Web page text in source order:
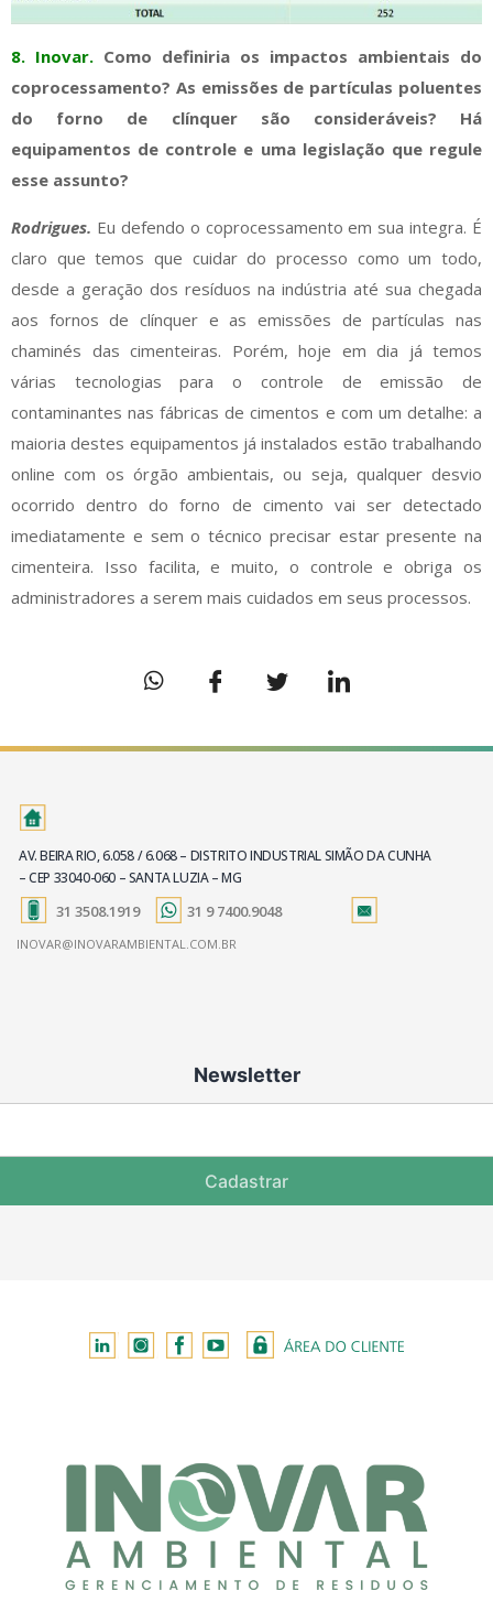
8. Inovar. Como definiria os impactos ambientais do
coprocessamento? As emissões de partículas poluentes
do forno de clínquer são consideráveis? Há
equipamentos de controle e uma legislação que regule
esse assunto?
Rodrigues. Eu defendo o coprocessamento em sua integra. É
claro que temos que cuidar do processo como um todo,
desde a geração dos resíduos na indústria até sua chegada
aos fornos de clínquer e as emissões de partículas nas
chaminés das cimenteiras. Porém, hoje em dia já temos
várias tecnologias para o controle de emissão de
contaminantes nas fábricas de cimentos e com um detalhe: a
maioria destes equipamentos já instalados estão trabalhando
online com os órgão ambientais, ou seja, qualquer desvio
ocorrido dentro do forno de cimento vai ser detectado
imediatamente e sem o técnico precisar estar presente na
cimenteira. Isso facilita, e muito, o controle e obriga os
administradores a serem mais cuidados em seus processos.
AV. BEIRA RIO, 6.058 / 6.068 – DISTRITO INDUSTRIAL SIMÃO DA CUNHA
– CEP 33040-060 – SANTA LUZIA – MG
31 3508.1919 31 9 7400.9048
INOVAR@INOVARAMBIENTAL.COM.BR
Newsletter
Cadastrar